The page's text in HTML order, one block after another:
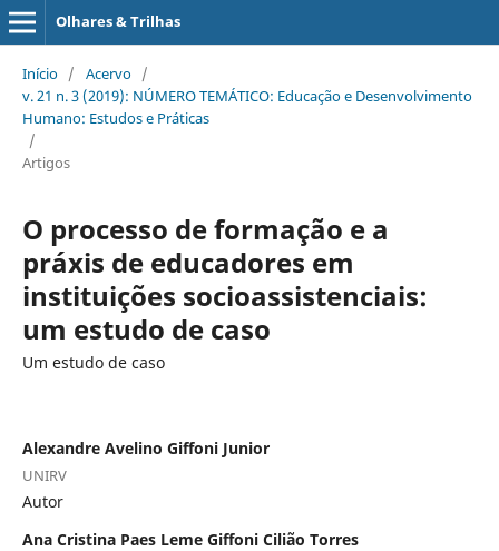
Olhares & Trilhas
Início / Acervo /
v. 21 n. 3 (2019): NÚMERO TEMÁTICO: Educação e Desenvolvimento
Humano: Estudos e Práticas
/
Artigos
O processo de formação e a
práxis de educadores em
instituições socioassistenciais:
um estudo de caso
Um estudo de caso
Alexandre Avelino Giffoni Junior
UNIRV
Autor
Ana Cristina Paes Leme Giffoni Cilião Torres